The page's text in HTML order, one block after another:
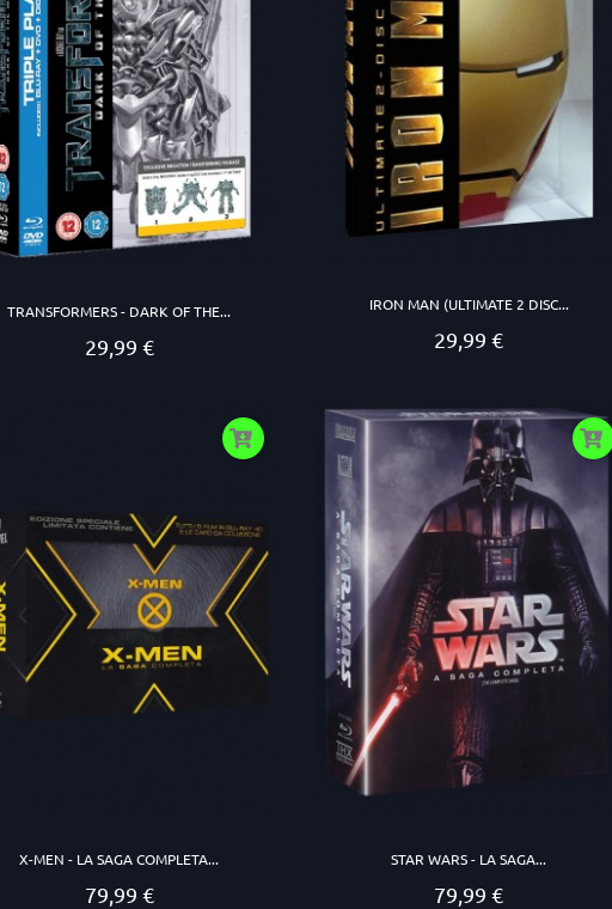
TRANSFORMERS - DARK OF THE...
Prezzo
29,99 €
IRON MAN (ULTIMATE 2 DISC...
Prezzo
29,99 €
X-MEN - LA SAGA COMPLETA...
Prezzo
79,99 €
STAR WARS - LA SAGA...
Prezzo
79,99 €